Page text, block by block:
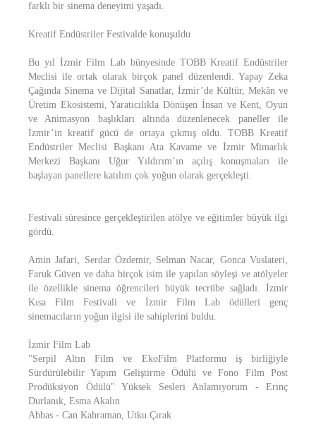
farklı bir sinema deneyimi yaşadı.
Kreatif Endüstriler Festivalde konuşuldu
Bu yıl İzmir Film Lab bünyesinde TOBB Kreatif Endüstriler
Meclisi ile ortak olarak birçok panel düzenlendi. Yapay Zeka
Çağında Sinema ve Dijital Sanatlar, İzmir’de Kültür, Mekân ve
Üretim Ekosistemi, Yaratıcılıkla Dönüşen İnsan ve Kent, Oyun
ve Animasyon başlıkları altında düzenlenecek paneller ile
İzmir’in kreatif gücü de ortaya çıkmış oldu. TOBB Kreatif
Endüstriler Meclisi Başkanı Ata Kavame ve İzmir Mimarlık
Merkezi Başkanı Uğur Yıldırım’ın açılış konuşmaları ile
başlayan panellere katılım çok yoğun olarak gerçekleşti.
Festivali süresince gerçekleştirilen atölye ve eğitimler büyük ilgi
gördü.
Amin Jafari, Serdar Özdemir, Selman Nacar, Gonca Vuslateri,
Faruk Güven ve daha birçok isim ile yapılan söyleşi ve atölyeler
ile özellikle sinema öğrencileri büyük tecrübe sağladı. İzmir
Kısa Film Festivali ve İzmir Film Lab ödülleri genç
sinemacıların yoğun ilgisi ile sahiplerini buldu.
İzmir Film Lab
"Serpil Altın Film ve EkoFilm Platformu iş birliğiyle
Sürdürülebilir Yapım Geliştirme Ödülü ve Fono Film Post
Prodüksiyon Ödülü" Yüksek Sesleri Anlamıyorum - Erinç
Durlanık, Esma Akalın
Abbas - Can Kahraman, Utku Çırak